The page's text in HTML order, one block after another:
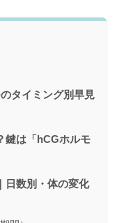
タイミング別早見
鍵は「hCGホルモ
日数別・体の変化